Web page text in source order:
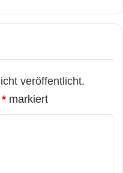
veröffentlicht.
* markiert